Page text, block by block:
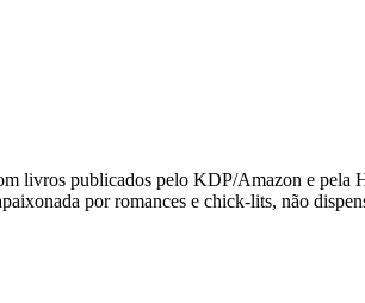
livros publicados pelo KDP/Amazon e
por romances e chick-lits, não